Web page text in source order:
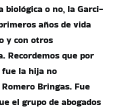
biológica o no, la Garci-
años de vida
y con otros
Recordemos que por
fue la hija no
Bringas. Fue
el grupo de abogados